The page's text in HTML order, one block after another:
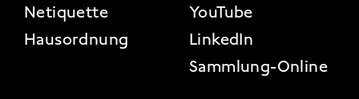
Netiquette
Hausordnung
YouTube
LinkedIn
Sammlung-Online